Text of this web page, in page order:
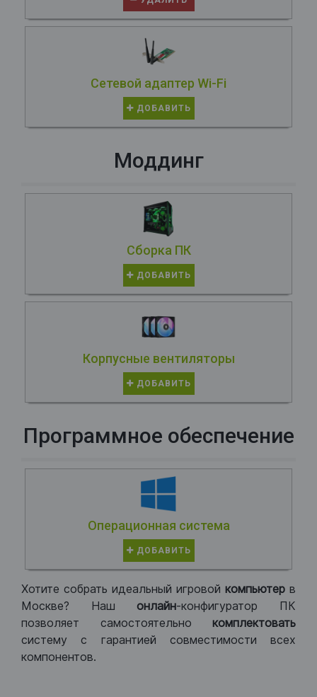
Сетевой адаптер Wi-Fi
ДОБАВИТЬ
Моддинг
Сборка ПК
ДОБАВИТЬ
Корпусные вентиляторы
ДОБАВИТЬ
Программное обеспечение
Операционная система
ДОБАВИТЬ
Хотите собрать идеальный игровой компьютер в
Москве? Нашонлайн-конфигуратор ПК
позволяет самостоятельно комплектовать
систему с гарантией совместимости всех
компонентов.